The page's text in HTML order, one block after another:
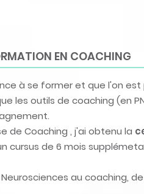
EN COACHING
à se former et que l'on
les outils de coaching (en
de Coaching , j'ai obtenu la
cursus de 6 mois
au coaching,